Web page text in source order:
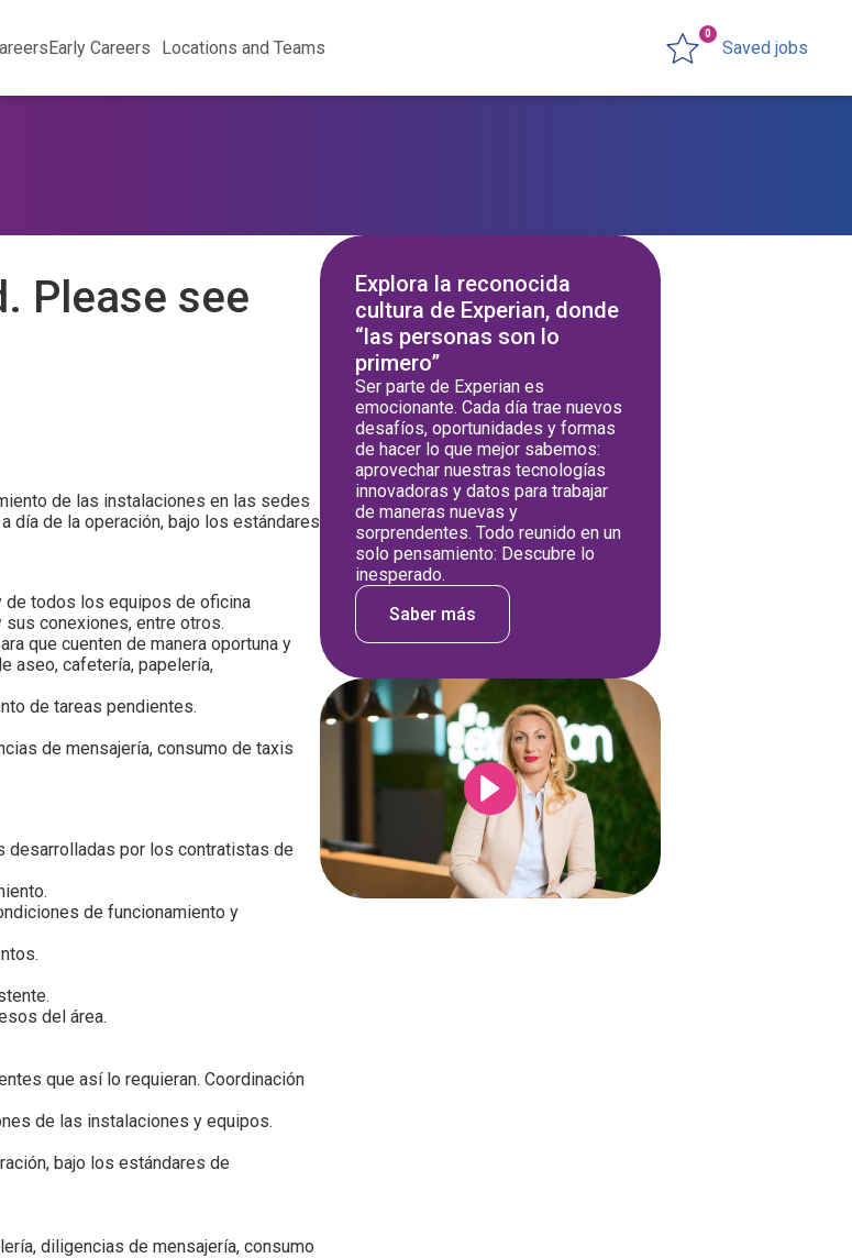
Early Careers Locations and Teams Saved jobs
0
Please see
de las instalaciones en las sedes
día de la operación, bajo los estándares
de todos los equipos de oficina
conexiones, entre otros.
que cuenten de manera oportuna y
aseo, cafetería, papelería,
de tareas pendientes.
de mensajería, consumo de taxis
desarrolladas por los contratistas de
de funcionamiento y
del área.
que así lo requieran. Coordinación
de las instalaciones y equipos.
bajo los estándares de
diligencias de mensajería, consumo
Explora la reconocida
cultura de Experian, donde
“las personas son lo
primero”
Ser parte de Experian es
emocionante. Cada día trae nuevos
desafíos, oportunidades y formas
de hacer lo que mejor sabemos:
aprovechar nuestras tecnologías
innovadoras y datos para trabajar
de maneras nuevas y
sorprendentes. Todo reunido en un
solo pensamiento: Descubre lo
inesperado.
Saber más